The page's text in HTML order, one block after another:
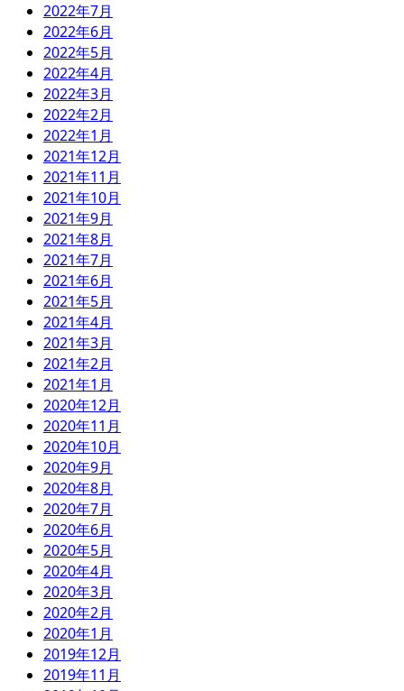
2022年7月
2022年6月
2022年5月
2022年4月
2022年3月
2022年2月
2022年1月
2021年12月
2021年11月
2021年10月
2021年9月
2021年8月
2021年7月
2021年6月
2021年5月
2021年4月
2021年3月
2021年2月
2021年1月
2020年12月
2020年11月
2020年10月
2020年9月
2020年8月
2020年7月
2020年6月
2020年5月
2020年4月
2020年3月
2020年2月
2020年1月
2019年12月
2019年11月